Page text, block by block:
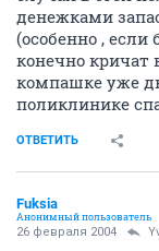
денежками
(особенно ,
конечно кричат
компашке уже
поликлинике
ОТВЕТИТЬ
Fuksia
Анонимный пользователь
26 февраля 2004